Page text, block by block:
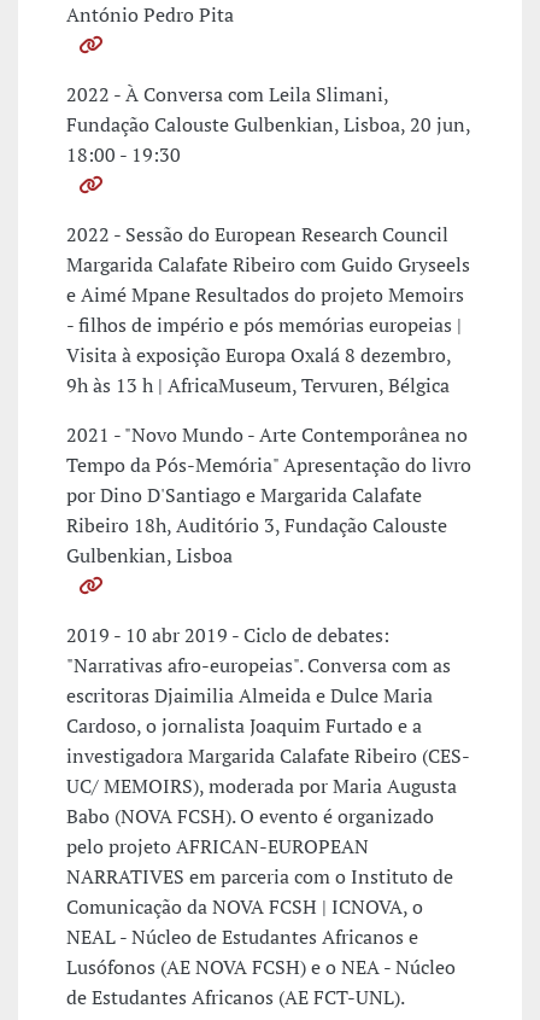
António Pedro Pita
2022 - À Conversa com Leila Slimani,
Fundação Calouste Gulbenkian, Lisboa, 20 jun,
18:00 - 19:30
2022 - Sessão do European Research Council
Margarida Calafate Ribeiro com Guido Gryseels
e Aimé Mpane Resultados do projeto Memoirs
- filhos de império e pós memórias europeias |
Visita à exposição Europa Oxalá 8 dezembro,
9h às 13 h | AfricaMuseum, Tervuren, Bélgica
2021 - "Novo Mundo - Arte Contemporânea no
Tempo da Pós-Memória" Apresentação do livro
por Dino D'Santiago e Margarida Calafate
Ribeiro 18h, Auditório 3, Fundação Calouste
Gulbenkian, Lisboa
2019 - 10 abr 2019 - Ciclo de debates:
"Narrativas afro-europeias". Conversa com as
escritoras Djaimilia Almeida e Dulce Maria
Cardoso, o jornalista Joaquim Furtado e a
investigadora Margarida Calafate Ribeiro (CES-
UC/ MEMOIRS), moderada por Maria Augusta
Babo (NOVA FCSH). O evento é organizado
pelo projeto AFRICAN-EUROPEAN
NARRATIVES em parceria com o Instituto de
Comunicação da NOVA FCSH | ICNOVA, o
NEAL - Núcleo de Estudantes Africanos e
Lusófonos (AE NOVA FCSH) e o NEA - Núcleo
de Estudantes Africanos (AE FCT-UNL).